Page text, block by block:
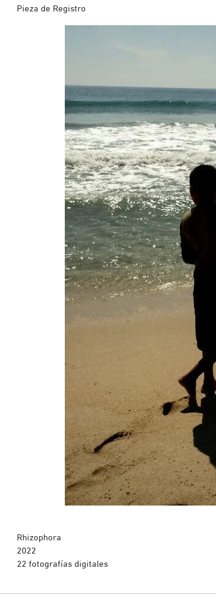
Pieza de Registro
Rhizophora
2022
22 fotografías digitales